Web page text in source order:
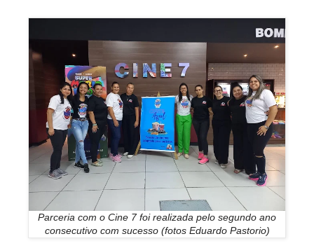
Parceria com o Cine 7 foi realizada pelo segundo ano
consecutivo com sucesso (fotos Eduardo Pastorio)